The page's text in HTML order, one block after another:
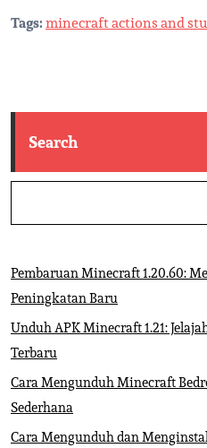
Tags:minecraft actions and
Search
Pembaruan Minecraft 1.20.60:
Peningkatan Baru
Unduh APK Minecraft 1.21:
Terbaru
Cara Mengunduh Minecraft
Sederhana
Cara Mengunduh dan